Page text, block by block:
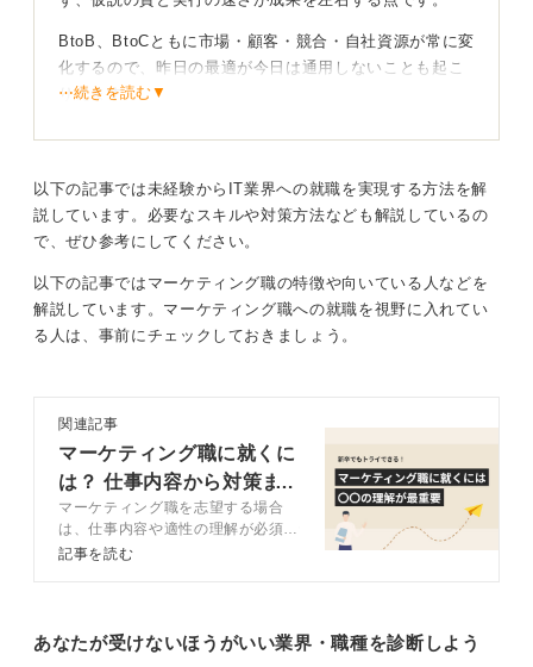
BtoB、BtoCともに市場・顧客・競合・自社資源が常に変
化するので、昨日の最適が今日は通用しないことも起こ
りえます。
また、成果が数字で見えるため、改善の手触りが強く、
チームで勝ち筋を作っていく過程におもしろさを感じや
地道な作業が多かったり、成果が出なかったりする
こともある
打ち立てることができるかが鍵になります。
具体的な要素は以下のようなものです。
①定性的なインタビューや定量的な行動データの読み解
きを通した「顧客理解」
③検索・SNS・広告・オウンド・PRなどから最適解を見
⋯続きを読む▼
以下の記事では未経験からIT業界への就職を実現する方法を解
説しています。必要なスキルや対策方法なども解説しているの
で、ぜひ参考にしてください。
以下の記事ではマーケティング職の特徴や向いている人などを
解説しています。マーケティング職への就職を視野に入れてい
る人は、事前にチェックしておきましょう。
関連記事
マーケティング職に就くに
は？ 仕事内容から対策ま
で徹底解説
マーケティング職を志望する場合
は、仕事内容や適性の理解が必須で
す。また、ほかの学生との差別化の
就くコツをキャリアコンサルタント
が解説します。
記事を読む
あなたが受けないほうがいい業界・職種を診断しよう